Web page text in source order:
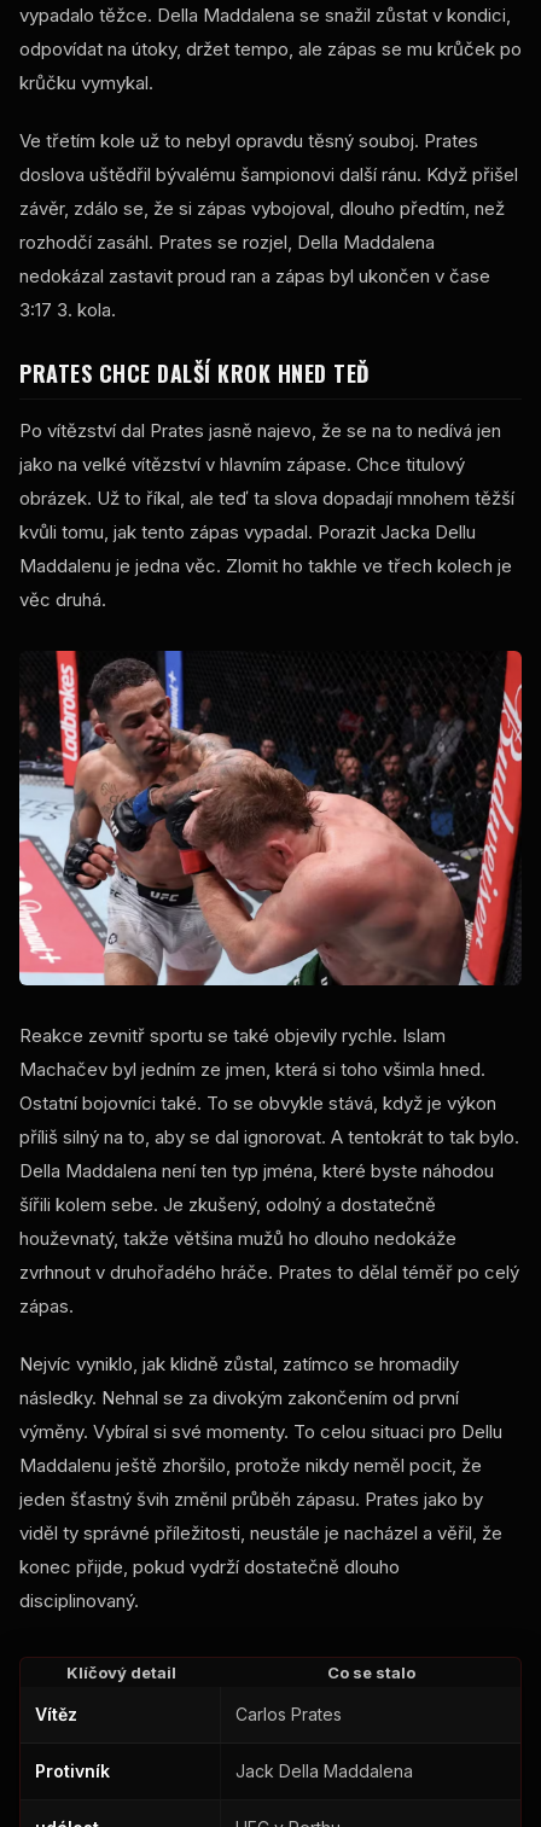
vypadalo těžce. Della Maddalena se snažil zůstat v kondici,
odpovídat na útoky, držet tempo, ale zápas se mu krůček po
krůčku vymykal.
Ve třetím kole už to nebyl opravdu těsný souboj. Prates
doslova uštědřil bývalému šampionovi další ránu. Když přišel
závěr, zdálo se, že si zápas vybojoval, dlouho předtím, než
rozhodčí zasáhl. Prates se rozjel, Della Maddalena
nedokázal zastavit proud ran a zápas byl ukončen v čase
3:17 3. kola.
PRATES CHCE DALŠÍ KROK HNED TEĎ
Po vítězství dal Prates jasně najevo, že se na to nedívá jen
jako na velké vítězství v hlavním zápase. Chce titulový
obrázek. Už to říkal, ale teď ta slova dopadají mnohem těžší
kvůli tomu, jak tento zápas vypadal. Porazit Jacka Dellu
Maddalenu je jedna věc. Zlomit ho takhle ve třech kolech je
věc druhá.
Reakce zevnitř sportu se také objevily rychle. Islam
Machačev byl jedním ze jmen, která si toho všimla hned.
Ostatní bojovníci také. To se obvykle stává, když je výkon
příliš silný na to, aby se dal ignorovat. A tentokrát to tak bylo.
Della Maddalena není ten typ jména, které byste náhodou
šířili kolem sebe. Je zkušený, odolný a dostatečně
houževnatý, takže většina mužů ho dlouho nedokáže
zvrhnout v druhořadého hráče. Prates to dělal téměř po celý
zápas.
Nejvíc vyniklo, jak klidně zůstal, zatímco se hromadily
následky. Nehnal se za divokým zakončením od první
výměny. Vybíral si své momenty. To celou situaci pro Dellu
Maddalenu ještě zhoršilo, protože nikdy neměl pocit, že
jeden šťastný švih změnil průběh zápasu. Prates jako by
viděl ty správné příležitosti, neustále je nacházel a věřil, že
konec přijde, pokud vydrží dostatečně dlouho
disciplinovaný.
Klíčový detail Co se stalo
Vítěz Carlos Prates
Protivník Jack Della Maddalena